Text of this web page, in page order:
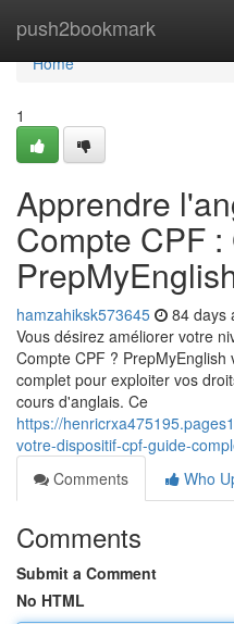
push2bookmark
Home
Home
1
Apprendre
Compte CPF
hamzahiksk573645 84 days
Vous désirez améliorer votre
Compte CPF ?
complet pour exploiter vos
cours d'anglais. Ce
https://
votre-dispositif-cpf-guide-
Comments
Who
Comments
Submit a Comment
No HTML